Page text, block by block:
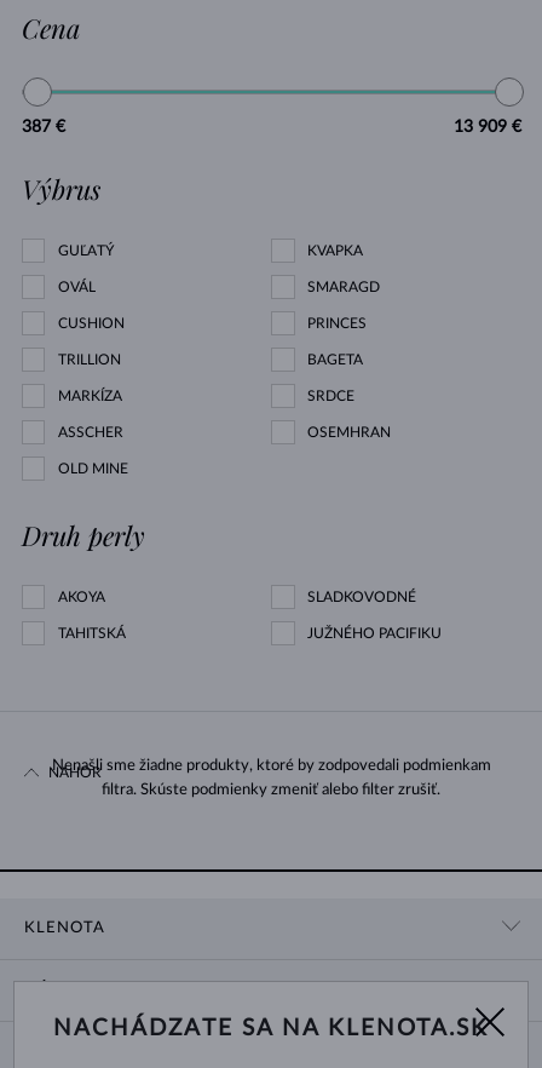
Cena
387 € 13 909 €
Výbrus
GUĽATÝ KVAPKA
OVÁL SMARAGD
CUSHION PRINCES
TRILLION BAGETA
MARKÍZA SRDCE
ASSCHER OSEMHRAN
OLD MINE
Druh perly
AKOYA SLADKOVODNÉ
TAHITSKÁ JUŽNÉHO PACIFIKU
Nenašli sme žiadne produkty, ktoré by zodpovedali podmienkam
filtra. Skúste podmienky zmeniť alebo filter zrušiť.
NAHOR
KLENOTA
O NÁS
DODANIE A PLATBA ZA TOVAR
NACHÁDZATE SA NA KLENOTA.SK